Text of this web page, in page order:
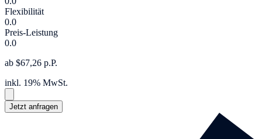
Flexibilität
0.0
Preis-Leistung
0.0
ab $67,26 p.P.
inkl. 19% MwSt.
Jetzt anfragen